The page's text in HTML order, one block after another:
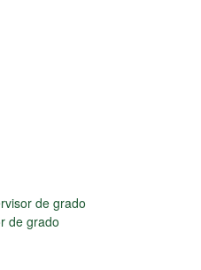
de grado
de grado